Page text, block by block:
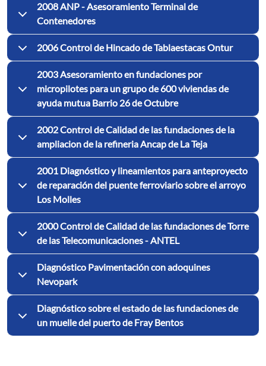
2008 ANP - Asesoramiento Terminal de
Contenedores
2006 Control de Hincado de Tablaestacas Ontur
2003 Asesoramiento en fundaciones por
micropilotes para un grupo de 600 viviendas de
ayuda mutua Barrio 26 de Octubre
2002 Control de Calidad de las fundaciones de la
ampliacion de la refineria Ancap de La Teja
2001 Diagnóstico y lineamientos para anteproyecto
de reparación del puente ferroviario sobre el arroyo
Los Molles
2000 Control de Calidad de las fundaciones de Torre
de las Telecomunicaciones - ANTEL
Diagnóstico Pavimentación con adoquines
Nevopark
Diagnóstico sobre el estado de las fundaciones de
un muelle del puerto de Fray Bentos